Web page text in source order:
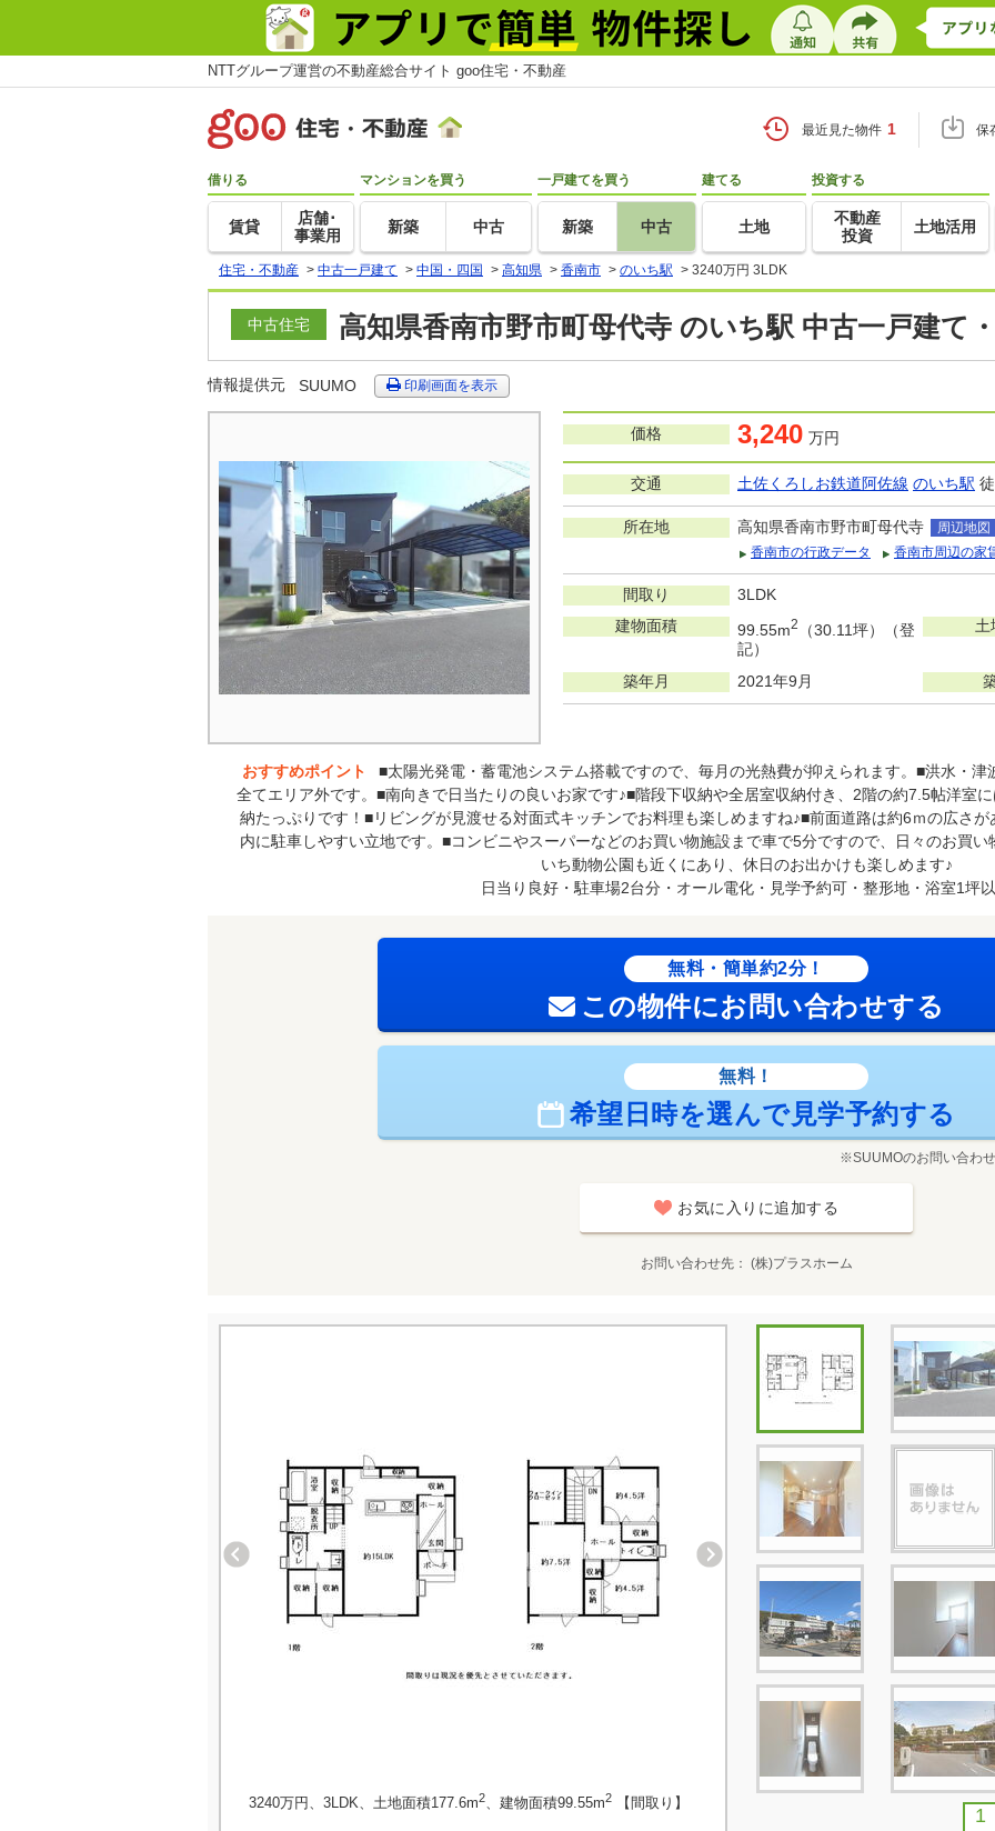
NTTグループ運営の不動産総合サイト goo住宅・不動産
最近見た物件 1 保
借りる
賃貸
店舗･
事業用
マンションを買う
新築 中古
一戸建てを買う
新築 中古
建てる
土地
投資する
不動産
投資
土地活用
住宅・不動産 > 中古一戸建て > 中国・四国 > 高知県 > 香南市 > のいち駅 > 3240万円 3LDK
中古住宅 高知県香南市野市町母代寺 のいち駅 中古一戸建て
情報提供元 SUUMO 印刷画面を表示
価格 3,240 万円
交通 土佐くろしお鉄道阿佐線 のいち駅
所在地 高知県香南市野市町母代寺
周辺地図
香南市の行政データ
香南市周辺の家
間取り
3LDK
建物面積
99.55m2
（30.11坪）（登
記）
土
築年月 2021年9月
おすすめポイント
■太陽光発電・蓄電池システム搭載ですので、毎月の光熱費が抑えられます。■洪水・
全てエリア外です。■南向きで日当たりの良いお家です♪■階段下収納や全居室収納付き、2階の約7.5帖洋室
納たっぷりです！■リビングが見渡せる対面式キッチンでお料理も楽しめますね♪■前面道路は約6ｍの広さ
内に駐車しやすい立地です。■コンビニやスーパーなどのお買い物施設まで車で5分ですので、日々のお買
いち動物公園も近くにあり、休日のお出かけも楽しめます♪
日当り良好・駐車場2台分・オール電化・見学予約可・整形地・浴室1坪
無料・簡単約2分！
この物件にお問い合わせする
無料！
希望日時を選んで見学予約する
※SUUMOのお問い合わ
お気に入りに追加する
お問い合わせ先 (株)プラスホーム
3240万円、3LDK、土地面積177.6m2、建物面積99.55m2 【間取り】
1